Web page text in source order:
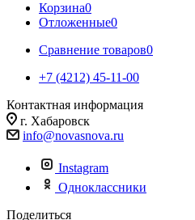
Корзина0
Отложенные0
Сравнение товаров0
+7 (4212) 45-11-00
Контактная информация
г. Хабаровск
info@novasnova.ru
Instagram
Одноклассники
Поделиться